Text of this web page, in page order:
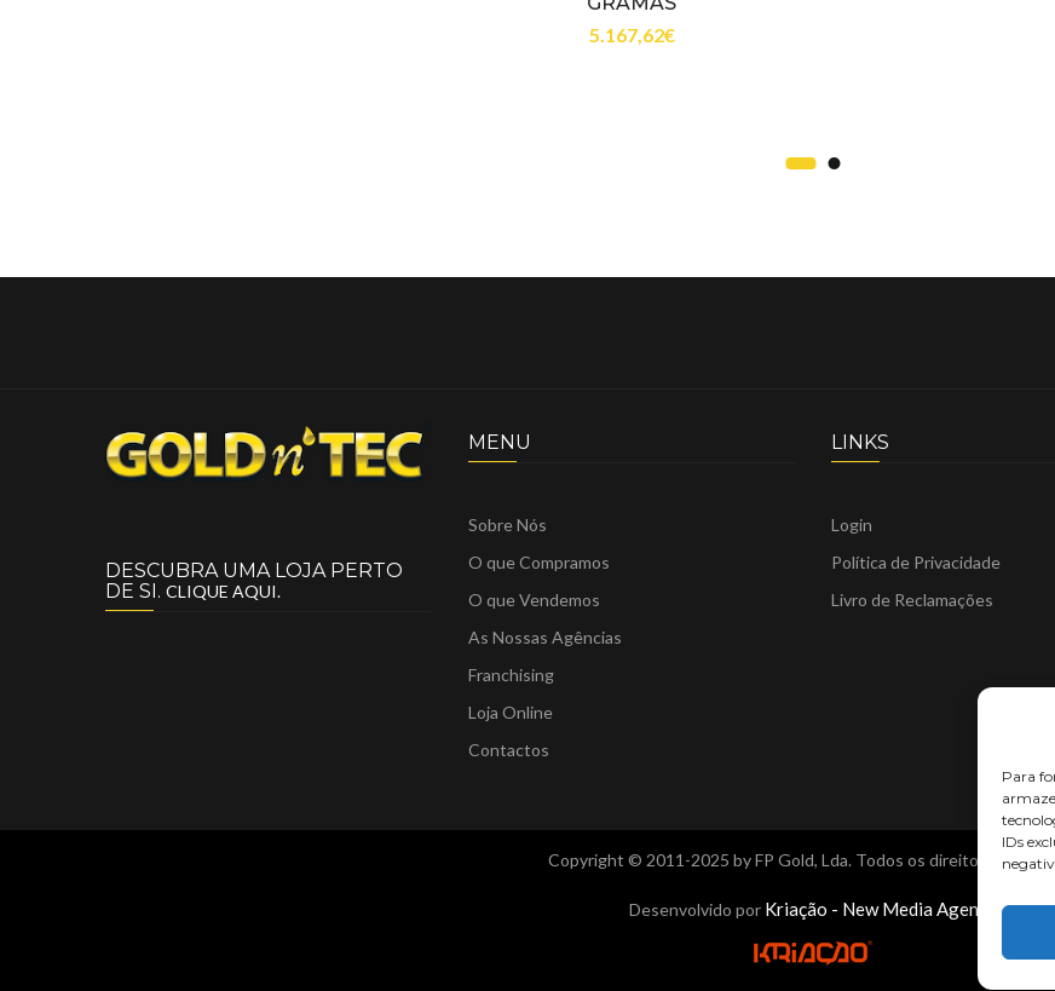
Para
IDs
5.167,62€
DESCUBRA UMA LOJA PERTO
DE SI. CLIQUE AQUI.
MENU
Sobre Nós
O que Compramos
O que Vendemos
As Nossas Agências
Franchising
Loja Online
Contactos
LINKS
Login
Política de Privacidade
Livro de Reclamações
Copyright © 2011-2025 by FP Gold, Lda. Todos os direitos
Desenvolvido por Kriação - New Media Agency